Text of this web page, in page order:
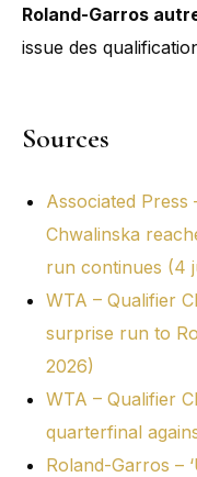
Roland-Garros
issue des
Sources
Associated Press
Chwalinska
run continues (4
WTA – Qualifier
surprise run to
2026)
WTA – Qualifier
quarterfinal
Roland-Garros –